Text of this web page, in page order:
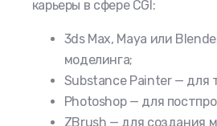
карьеры в сфере CGI:
3ds Max, Maya или
моделинга;
Substance Painter — для
Photoshop — для
ZBrush — для создания